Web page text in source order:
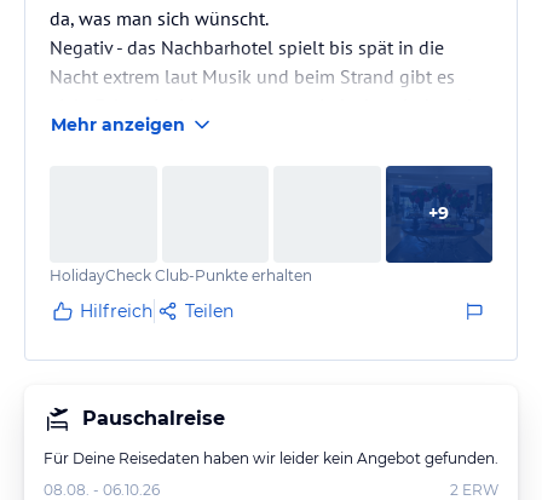
da, was man sich wünscht.
Negativ - das Nachbarhotel spielt bis spät in die
Nacht extrem laut Musik und beim Strand gibt es
zwei großen Felsen leicht rechts hinein geht, ist eine
Mehr anzeigen
+9
HolidayCheck Club-Punkte erhalten
Hilfreich Teilen
Pauschalreise
Für Deine Reisedaten haben wir leider kein Angebot gefunden.
08.08. - 06.10.26
2 ERW